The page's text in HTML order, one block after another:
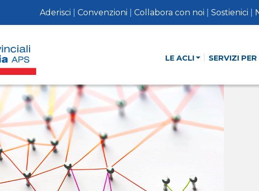
Aderisci Convenzioni Collabora con noi Sostienici
LE ACLI SERVIZI PER